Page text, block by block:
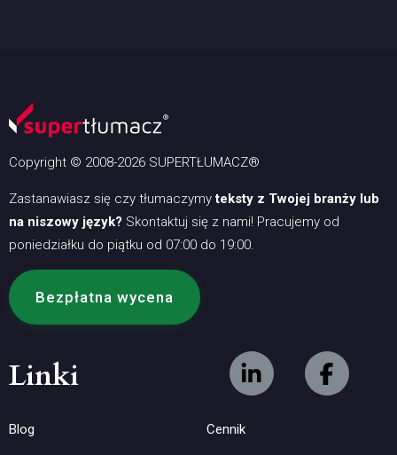
Copyright © 2008-2026 SUPERTŁUMACZ®
Zastanawiasz się czy tłumaczymyteksty z Twojej branży lub
na niszowy język? Skontaktuj się z nami! Pracujemy od
poniedziałku do piątku od 07:00 do 19:00.
Bezpłatna wycena
Linki
Blog
Cennik